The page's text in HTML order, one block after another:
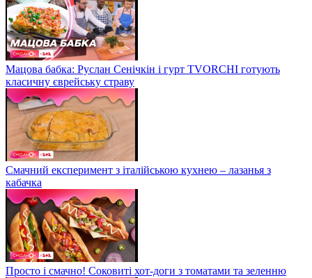
Мацова бабка: Руслан Сенічкін і гурт TVORCHI готують
класичну єврейську страву
Смачний експеримент з італійською кухнею – лазанья з
кабачка
Просто і смачно! Соковиті хот-доги з томатами та зеленню